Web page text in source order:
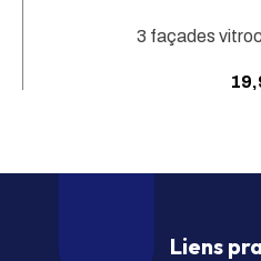
3 façades
Liens